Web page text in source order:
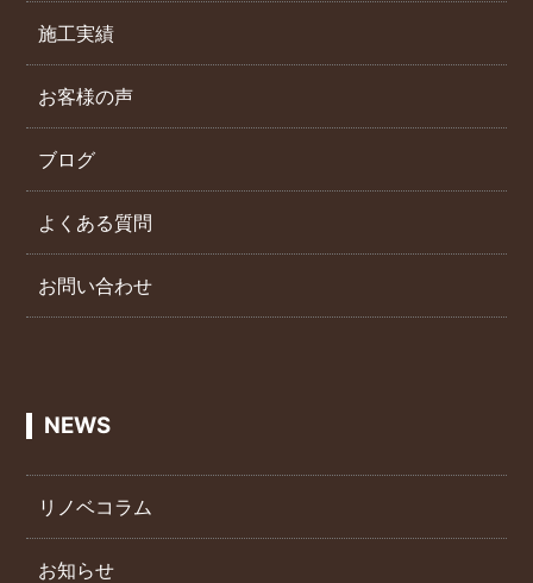
施工実績
お客様の声
ブログ
よくある質問
お問い合わせ
NEWS
リノベコラム
お知らせ